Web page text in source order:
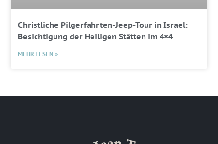
Christliche Pilgerfahrten-Jeep-Tour in Israel:
Besichtigung der Heiligen Stätten im 4×4
MEHR LESEN »